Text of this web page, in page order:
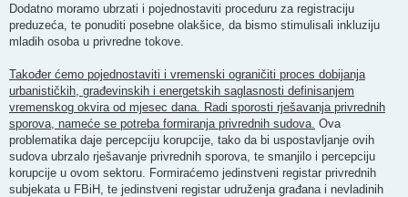
Dodatno moramo ubrzati i pojednostaviti proceduru za registraciju
preduzeća, te ponuditi posebne olakšice, da bismo stimulisali inkluziju
mladih osoba u privredne tokove.
Također ćemo pojednostaviti i vremenski ograničiti proces dobijanja
urbanističkih, građevinskih i energetskih saglasnosti definisanjem
vremenskog okvira od mjesec dana. Radi sporosti rješavanja privrednih
sporova, nameće se potreba formiranja privrednih sudova. Ova
problematika daje percepciju korupcije, tako da bi uspostavljanje ovih
sudova ubrzalo rješavanje privrednih sporova, te smanjilo i percepciju
korupcije u ovom sektoru. Formiraćemo jedinstveni registar privrednih
subjekata u FBiH, te jedinstveni registar udruženja građana i nevladinih